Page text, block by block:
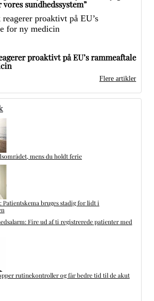
sundhedssystem”
proaktivt på EU’s rammeaftale
Flere artikler
mens du holdt ferie
Patientskema bruges stadig for lidt i
Fire ud af ti registrerede patienter med
rutinekontroller og får bedre tid til de akut